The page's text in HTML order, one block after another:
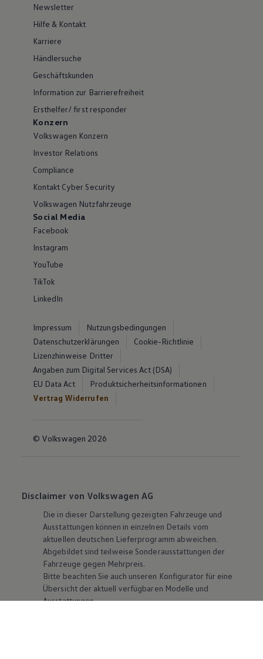
Newsletter
Hilfe & Kontakt
Karriere
Händlersuche
Geschäftskunden
Information zur Barrierefreiheit
Ersthelfer/ first responder
Konzern
Volkswagen Konzern
Investor Relations
Compliance
Kontakt Cyber Security
Volkswagen Nutzfahrzeuge
Social Media
Facebook
Instagram
YouTube
TikTok
LinkedIn
Impressum
Nutzungsbedingungen
Datenschutzerklärungen
Cookie-Richtlinie
Lizenzhinweise Dritter
Angaben zum Digital Services Act (DSA)
EU Data Act
Produktsicherheitsinformationen
Vertrag Widerrufen
© Volkswagen 2026
Disclaimer von Volkswagen AG
Die in dieser Darstellung gezeigten Fahrzeuge und
Ausstattungen können in einzelnen Details vom
aktuellen deutschen Lieferprogramm abweichen.
Abgebildet sind teilweise Sonderausstattungen der
Fahrzeuge gegen Mehrpreis.
Bitte beachten Sie auch unseren Konfigurator für eine
Übersicht der aktuell verfügbaren Modelle und
Ausstattungen.